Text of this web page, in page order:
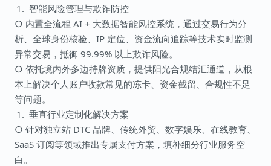
智能风险管理与欺诈防控
○ 内置全流程 AI + 大数据智能风控系统，通过交易行为分
析、全球身份核验、IP 定位、资金流向追踪等技术实时监测
异常交易，抵御 99.99% 以上欺诈风险。
○ 依托境内外多边持牌资质，提供阳光合规结汇通道，从根
本上解决个人账户收款常见的冻卡、资金截留、合规性不足
等问题。
垂直行业定制化解决方案
○ 针对独立站 DTC 品牌、传统外贸、数字娱乐、在线教育、
SaaS 订阅等领域推出专属支付方案，填补细分行业服务空
白。